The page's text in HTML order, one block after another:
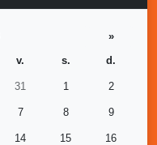
»
v. s. d.
31 1 2
7 8 9
14 15 16